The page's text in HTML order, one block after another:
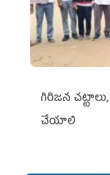
గిరిజన
చేయాలి